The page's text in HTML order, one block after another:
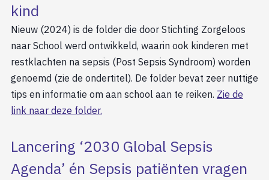
kind
Nieuw (2024) is de folder die door Stichting Zorgeloos
naar School werd ontwikkeld, waarin ook kinderen met
restklachten na sepsis (Post Sepsis Syndroom) worden
genoemd (zie de ondertitel). De folder bevat zeer nuttige
tips en informatie om aan school aan te reiken. Zie de
link naar deze folder.
Lancering ‘2030 Global Sepsis
Agenda’ én Sepsis patiënten vragen